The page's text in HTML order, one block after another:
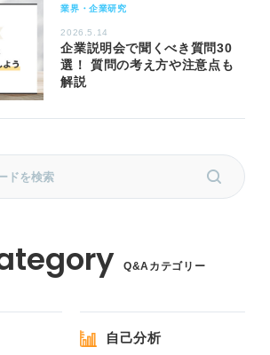
業界・企業研究
2026.5.14
企業説明会で聞くべき質問30
選！ 質問の考え方や注意点も
解説
Q&Aカテゴリー
自己分析